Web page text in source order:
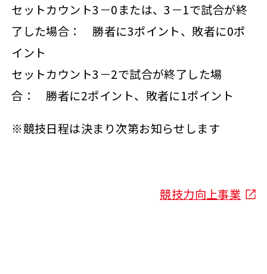
セットカウント3－0または、3－1で試合が終
了した場合： 勝者に3ポイント、敗者に0ポ
イント
セットカウント3－2で試合が終了した場
合： 勝者に2ポイント、敗者に1ポイント
※競技日程は決まり次第お知らせします
競技力向上事業